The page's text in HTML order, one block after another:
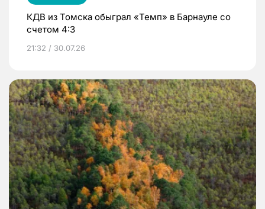
КДВ из Томска обыграл «Темп» в Барнауле со
счетом 4:3
21:32 / 30.07.26